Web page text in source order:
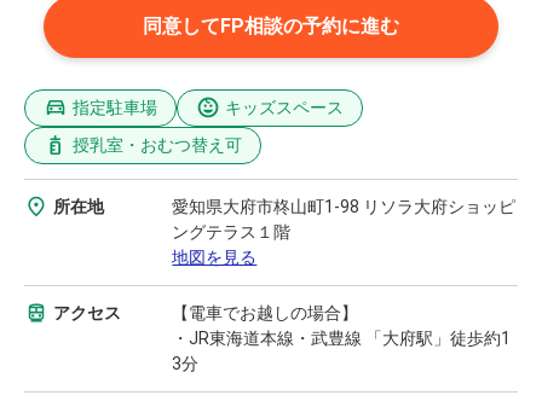
のお手続きをいただきますようお願いいたします。いずみライフデザ
イナーズ株式会社の取扱保険会社についてはこちらよりご確認くださ
い。
同意してFP相談の予約に進む
指定駐車場
キッズスペース
授乳室・おむつ替え可
所在地
愛知県大府市柊山町1-98 リソラ大府ショッピ
ングテラス１階
地図を見る
アクセス
【電車でお越しの場合】
・JR東海道本線・武豊線 「大府駅」徒歩約1
3分